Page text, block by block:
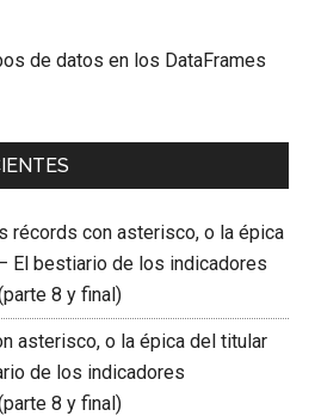
de datos en los DataFrames
récords con asterisco, o la épica
El bestiario de los indicadores
8 y final)
asterisco, o la épica del titular
de los indicadores
8 y final)